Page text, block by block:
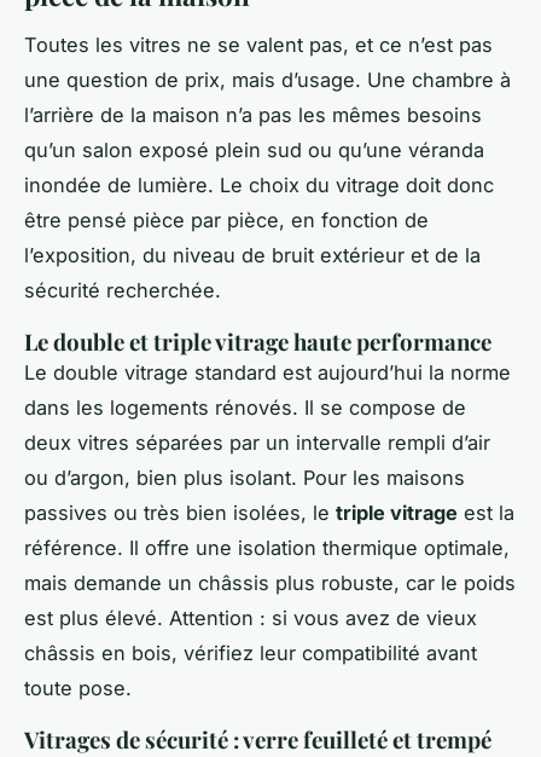
Toutes les vitres ne se valent pas, et ce n’est pas
une question de prix, mais d’usage. Une chambre à
l’arrière de la maison n’a pas les mêmes besoins
qu’un salon exposé plein sud ou qu’une véranda
inondée de lumière. Le choix du vitrage doit donc
être pensé pièce par pièce, en fonction de
l’exposition, du niveau de bruit extérieur et de la
sécurité recherchée.
Le double et triple vitrage haute performance
Le double vitrage standard est aujourd’hui la norme
dans les logements rénovés. Il se compose de
deux vitres séparées par un intervalle rempli d’air
ou d’argon, bien plus isolant. Pour les maisons
passives ou très bien isolées, le triple vitrage est la
référence. Il offre une isolation thermique optimale,
mais demande un châssis plus robuste, car le poids
est plus élevé. Attention : si vous avez de vieux
châssis en bois, vérifiez leur compatibilité avant
toute pose.
Vitrages de sécurité : verre feuilleté et trempé